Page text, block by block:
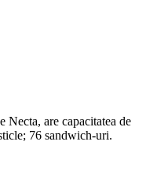
Necta, are capacitatea de
76 sandwich-uri.